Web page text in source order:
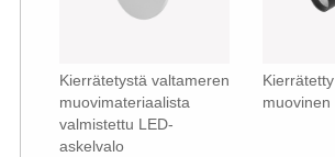
Kierrätetystä valtameren
muovimateriaalista
valmistettu LED-
askelvalo